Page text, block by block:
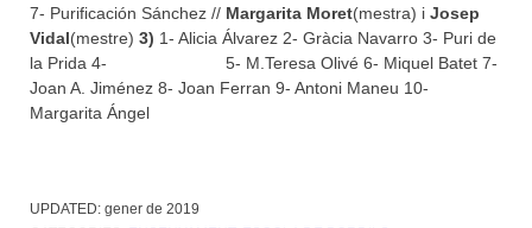
7- Purificación Sánchez // Margarita Moret(mestra) i Josep
Vidal(mestre) 3) 1- Alicia Álvarez 2- Gràcia Navarro 3- Puri de
la Prida 4- 5- M.Teresa Olivé 6- Miquel Batet 7-
Joan A. Jiménez 8- Joan Ferran 9- Antoni Maneu 10-
Margarita Ángel
UPDATED: gener de 2019